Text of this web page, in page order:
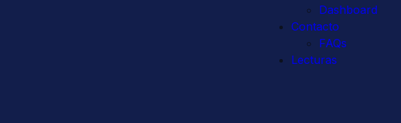
Dashboard
Contacto
FAQs
Lecturas